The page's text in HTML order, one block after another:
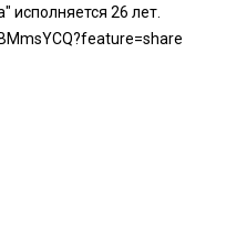
исполняется 26 лет.